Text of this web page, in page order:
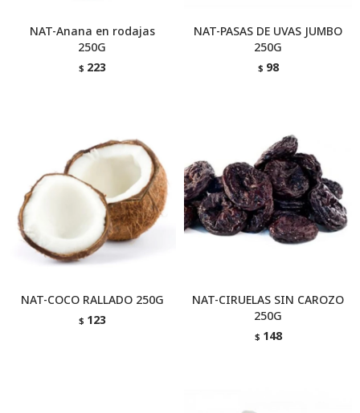
NAT-Anana en rodajas
250G
$ 223
NAT-PASAS DE UVAS JUMBO
250G
$ 98
NAT-COCO RALLADO 250G
$ 123
NAT-CIRUELAS SIN CAROZO
250G
$ 148